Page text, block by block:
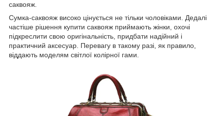
саквояж.
Сумка-саквояж високо цінується не тільки чоловіками. Дедалі
частіше рішення купити саквояж приймають жінки, охочі
підкреслити свою оригінальність, придбати надійний і
практичний аксесуар. Перевагу в такому разі, як правило,
віддають моделям світлої колірної гами.